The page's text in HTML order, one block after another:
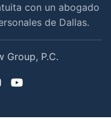
con un abogado
de Dallas.
Group, P.C.